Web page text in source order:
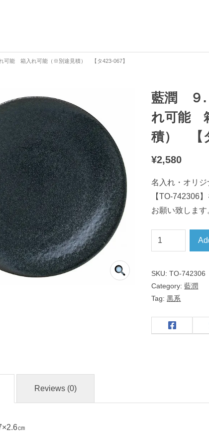
能 箱入れ可能（※別途見積） 【タ423-067】
藍潤 ９.
れ可能
積） 【
¥2,580
名入れ・オリ
【TO-742306
お願い致します
藍
潤
９
皿
マ
SKU:TO-742306
Category:藍潤
Tag:黒系
Reviews (0)
㎝